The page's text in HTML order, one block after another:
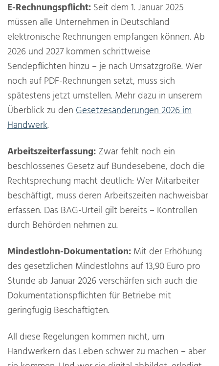
E-Rechnungspflicht: Seit dem 1. Januar 2025
müssen alle Unternehmen in Deutschland
elektronische Rechnungen empfangen können. Ab
2026 und 2027 kommen schrittweise
Sendepflichten hinzu – je nach Umsatzgröße. Wer
noch auf PDF-Rechnungen setzt, muss sich
spätestens jetzt umstellen. Mehr dazu in unserem
Überblick zu den Gesetzesänderungen 2026 im
Handwerk.
Arbeitszeiterfassung: Zwar fehlt noch ein
beschlossenes Gesetz auf Bundesebene, doch die
Rechtsprechung macht deutlich: Wer Mitarbeiter
beschäftigt, muss deren Arbeitszeiten nachweisbar
erfassen. Das BAG-Urteil gilt bereits – Kontrollen
durch Behörden nehmen zu.
Mindestlohn-Dokumentation: Mit der Erhöhung
des gesetzlichen Mindestlohns auf 13,90 Euro pro
Stunde ab Januar 2026 verschärfen sich auch die
Dokumentationspflichten für Betriebe mit
geringfügig Beschäftigten.
All diese Regelungen kommen nicht, um
Handwerkern das Leben schwer zu machen – aber